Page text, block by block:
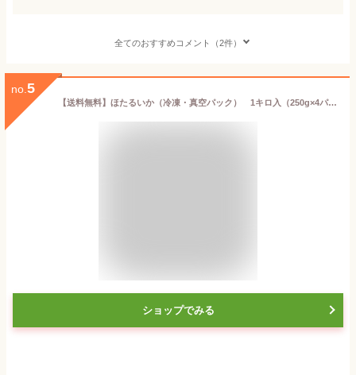
全てのおすすめコメント（2件）
no. 5
【送料無料】ほたるいか（冷凍・真空パック） 1キロ入（250g×4パック）【浜坂産】 便利な少量ずつが人気！ 【高品質3D凍結】2セットご注文で500g（250g×2）増量中！便利な少量ずつが人気！（ホタルイカ・蛍烏賊）
ショップでみる